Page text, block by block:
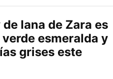
lana de Zara es
esmeralda y
grises este